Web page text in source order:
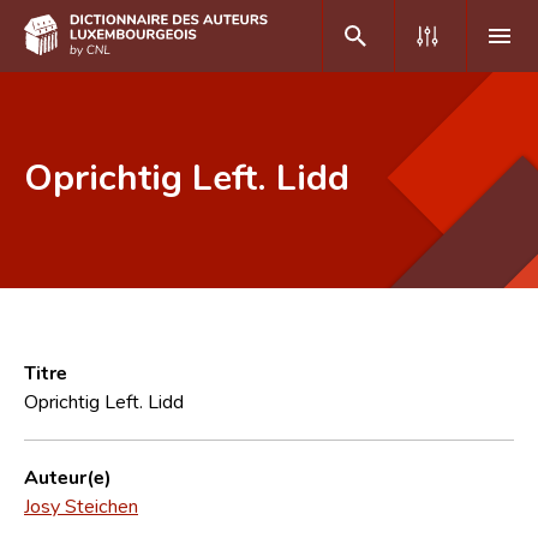
Foire aux questions
CNL
Équipe scientifique
Contact
Oprichtig Left. Lidd
Titre
Oprichtig Left. Lidd
Auteur(e)
Josy Steichen